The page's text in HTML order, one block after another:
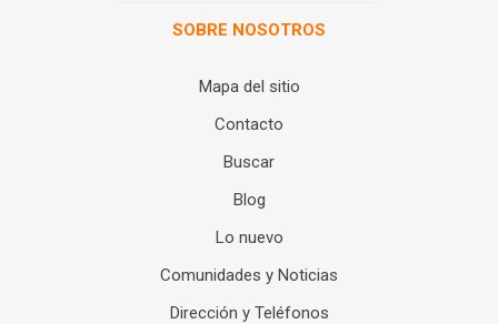
SOBRE NOSOTROS
Mapa del sitio
Contacto
Buscar
Blog
Lo nuevo
Comunidades y Noticias
Dirección y Teléfonos